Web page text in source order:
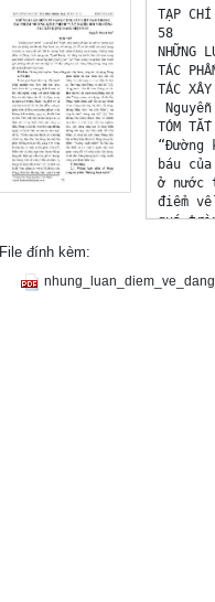
TẠP
58
NHỮNG
TÁC
TÁC
TÓM TẮT
báu
ở nước
điểm
quá
Từ
File đính kèm: